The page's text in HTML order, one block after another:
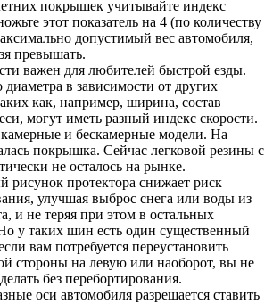
покрышек учитывайте индекс
этот показатель на 4 (по количеству
допустимый вес автомобиля,
превышать.
важен для любителей быстрой езды.
в зависимости от других
как, например, ширина, состав
могут иметь разный индекс скорости.
и бескамерные модели. На
покрышка. Сейчас легковой резины с
не осталось на рынке.
рисунок протектора снижает риск
улучшая выброс снега или воды из
и не теряя при этом в остальных
у таких шин есть один существенный
вам потребуется переустановить
стороны на левую или наоборот, вы не
без перебортирования.
оси автомобиля разрешается ставить